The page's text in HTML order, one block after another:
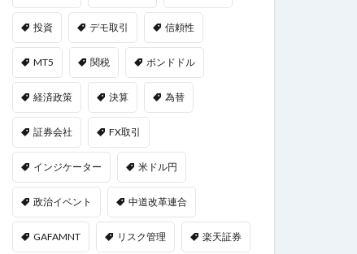
投資 デモ取引 信頼性
MT5 関税 ポンドドル
経済政策 決算 為替
証券会社 FX取引
インジケーター 米ドル円
政治イベント 中道改革連合
GAFAMNT リスク管理 楽天証券